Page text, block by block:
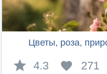
Цветы, роза,
4.3 271